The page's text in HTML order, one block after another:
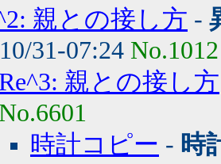
親との接し方 -
31-07:24 No.1012
Re^3: 親との接し方
No.6601
時計コピー - 時